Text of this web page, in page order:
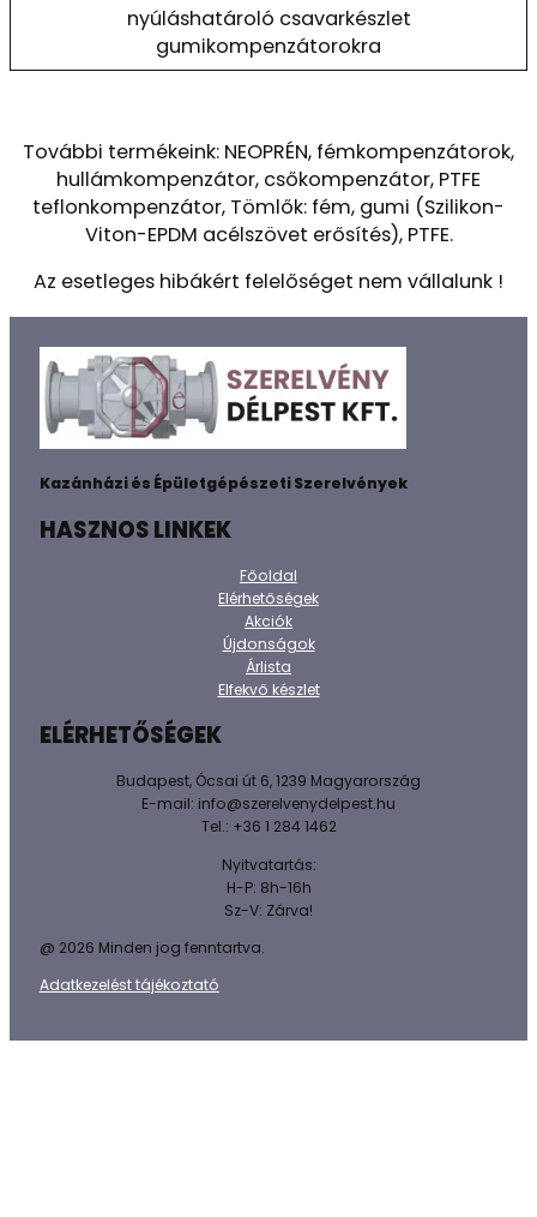
nyúláshatároló csavarkészlet
gumikompenzátorokra
További termékeink: NEOPRÉN, fémkompenzátorok,
hullámkompenzátor, csőkompenzátor, PTFE
teflonkompenzátor, Tömlők: fém, gumi (Szilikon-
Viton-EPDM acélszövet erősítés), PTFE.
Az esetleges hibákért felelőséget nem vállalunk !
Kazánházi és Épületgépészeti Szerelvények
HASZNOS LINKEK
Főoldal
Elérhetőségek
Akciók
Újdonságok
Árlista
Elfekvő készlet
ELÉRHETŐSÉGEK
Budapest, Ócsai út 6, 1239 Magyarország
E-mail: info@szerelvenydelpest.hu
Tel.: +36 1 284 1462
Nyitvatartás:
H-P: 8h-16h
Sz-V: Zárva!
@ 2026 Minden jog fenntartva.
Adatkezelést tájékoztató